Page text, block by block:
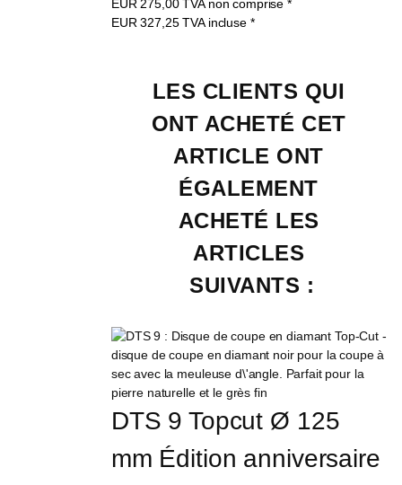
EUR275,00TVA non comprise *
EUR327,25TVA incluse *
LES CLIENTS QUI
ONT ACHETÉ CET
ARTICLE ONT
ÉGALEMENT
ACHETÉ LES
ARTICLES
SUIVANTS :
DTS 9 Topcut Ø 125
mm Édition anniversaire